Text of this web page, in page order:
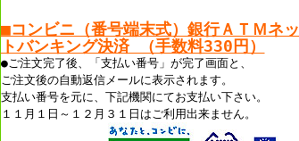
■コンビニ（番号端末式）銀行ＡＴＭネッ
トバンキング決済 （手数料330円）
●ご注文完了後、「支払い番号」が完了画面と、
ご注文後の自動返信メールに表示されます。
支払い番号を元に、下記機関にてお支払い下さい。
１１月１日～１２月３１日はご利用出来ません。